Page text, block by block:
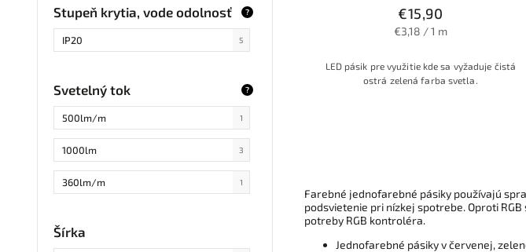
Stupeň krytia, vode odolnosť ?
IP20 5
Svetelný tok ?
500lm/m 1
1000lm 3
360lm/m 1
Šírka
€15,90
€3,18 / 1 m
LED pásik pre využitie kde sa vyžaduje čistá
ostrá zelená farba svetla.
Farebné jednofarebné pásiky používajú
podsvietenie pri nízkej spotrebe. Oproti
potreby RGB kontroléra.
Jednofarebné pásiky v červenej,